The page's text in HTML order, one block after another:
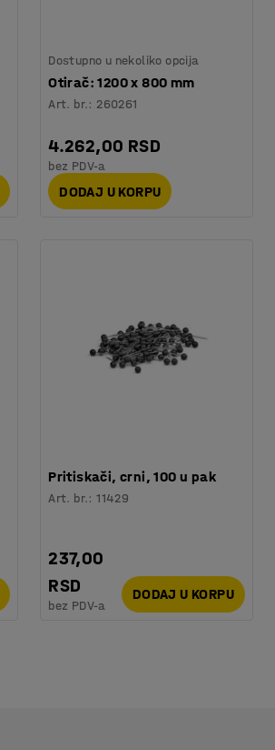
Dostupno u nekoliko opcija
Otirač: 1200 x 800 mm
Art. br.: 260261
4.262,00 RSD
bez PDV-a
DODAJ U KORPU
Pritiskači, crni, 100 u pak
Art. br.:11429
237,00
RSD
bez PDV-a
DODAJ U KORPU